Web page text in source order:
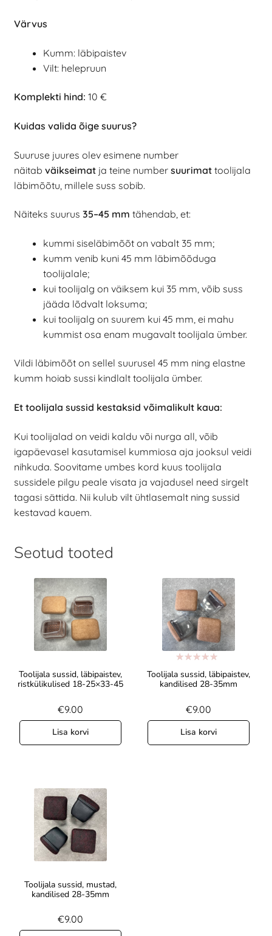
Värvus
Kumm: läbipaistev
Vilt: helepruun
Komplekti hind: 10 €
Kuidas valida õige suurus?
Suuruse juures olev esimene number
näitab väikseimatja teine number suurimattoolijala
läbimõõtu, millele suss sobib.
Näiteks suurus 35–45 mm tähendab, et:
kummi siseläbimõõt on vabalt 35 mm;
kumm venib kuni 45 mm läbimõõduga
toolijalale;
kui toolijalg on väiksem kui 35 mm, võib suss
jääda lõdvalt loksuma;
kui toolijalg on suurem kui 45 mm, ei mahu
kummist osa enam mugavalt toolijala ümber.
Vildi läbimõõt on sellel suurusel 45 mm ning elastne
kumm hoiab sussi kindlalt toolijala ümber.
Et toolijala sussid kestaksid võimalikult kaua:
Kui toolijalad on veidi kaldu või nurga all, võib
igapäevasel kasutamisel kummiosa aja jooksul veidi
nihkuda. Soovitame umbes kord kuus toolijala
sussidele pilgu peale visata ja vajadusel need sirgelt
tagasi sättida. Nii kulub vilt ühtlasemalt ning sussid
kestavad kauem.
Seotud tooted
Toolijala sussid, läbipaistev,
ristkülikulised 18-25×33-45
€9.00
Lisa korvi
Toolijala sussid, läbipaistev,
kandilised 28-35mm
Hinnanguga
5.00/ 5
€9.00
Lisa korvi
Toolijala sussid, mustad,
kandilised 28-35mm
€9.00